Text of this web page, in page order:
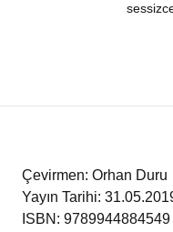
Dünya
Felsefe
Ingilizce
Çevirmen: Orhan Duru
Yayın Tarihi:
ISBN: 9789944884549